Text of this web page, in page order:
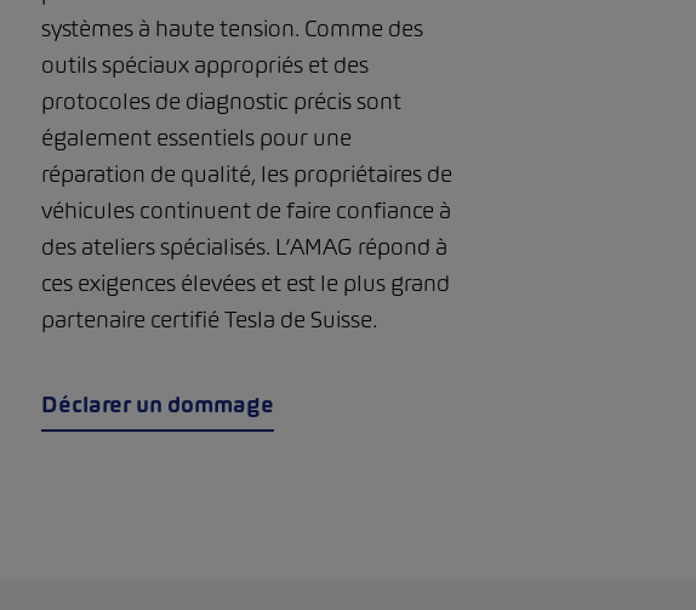
systèmes à haute tension. Comme des
outils spéciaux appropriés et des
protocoles de diagnostic précis sont
également essentiels pour une
réparation de qualité, les propriétaires de
véhicules continuent de faire confiance à
des ateliers spécialisés. L’AMAG répond à
ces exigences élevées et est le plus grand
partenaire certifié Tesla de Suisse.
Déclarer un dommage